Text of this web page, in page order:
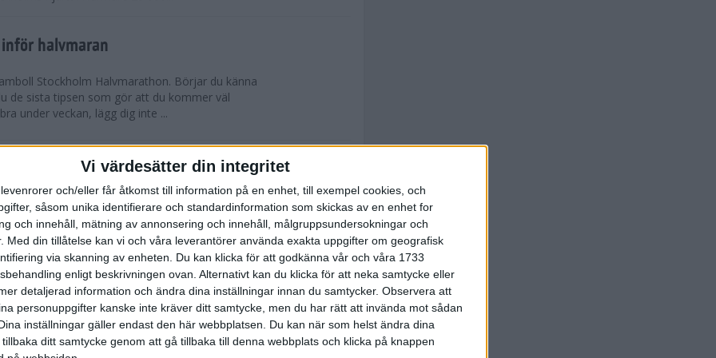
Vi värdesätter din integritet
och/eller får åtkomst till information på en enhet, till exempel cookies, och
såsom unika identifierare och standardinformation som skickas av en enhet for
och innehåll, mätning av annonsering och innehåll, målgruppsundersokningar och
Med din tillåtelse kan vi och våra leverantörer använda exakta uppgifter om geografisk
via skanning av enheten. Du kan klicka för att godkänna vår och våra 1733
enligt beskrivningen ovan. Alternativt kan du klicka för att neka samtycke eller
detaljerad information och ändra dina inställningar innan du samtycker. Observera att
personuppgifter kanske inte kräver ditt samtycke, men du har rätt att invända mot sådan
inställningar gäller endast den här webbplatsen. Du kan när som helst ändra dina
ditt samtycke genom att gå tillbaka till denna webbplats och klicka på knappen
halvmaran
Stockholm Halvmarathon. Börjar du känna
de sista tipsen som gör att du kommer väl
under veckan, lägg dig inte ...
Ramboll Stockholm Halvmarathon är
Minns du i våras hur det pratades om
Marathon. Nu har även Ramboll
sprängt sitt tidigare rekord och når snart taket...
inför Tjejmilen
två veckor kvar till Tjejmilen? Hur lägger jag upp
Här ger löpcoachen Josefine Swärm sina bästa